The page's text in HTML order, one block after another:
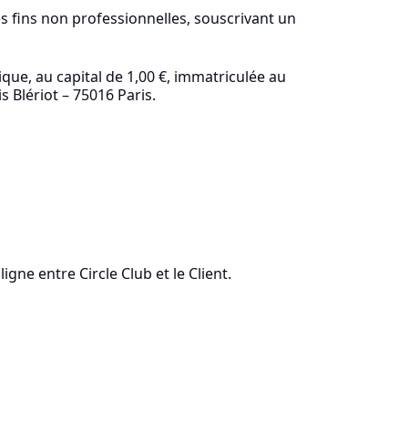
fins non professionnelles, souscrivant un
au capital de 1,00 €, immatriculée au
Blériot – 75016 Paris.
entre Circle Club et le Client.